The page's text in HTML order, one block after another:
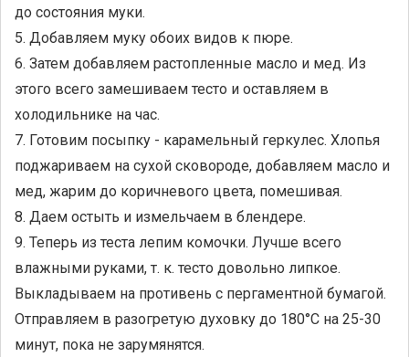
до состояния муки.
5. Добавляем муку обоих видов к пюре.
6. Затем добавляем растопленные масло и мед. Из
этого всего замешиваем тесто и оставляем в
холодильнике на час.
7. Готовим посыпку - карамельный геркулес. Хлопья
поджариваем на сухой сковороде, добавляем масло и
мед, жарим до коричневого цвета, помешивая.
8. Даем остыть и измельчаем в блендере.
9. Теперь из теста лепим комочки. Лучше всего
влажными руками, т. к. тесто довольно липкое.
Выкладываем на противень с пергаментной бумагой.
Отправляем в разогретую духовку до 180°С на 25-30
минут, пока не зарумянятся.